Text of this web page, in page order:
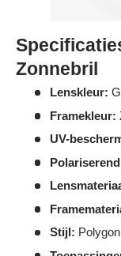
Zonnebril
Lenskleur:
Framekleur:
UV-
Stijl: